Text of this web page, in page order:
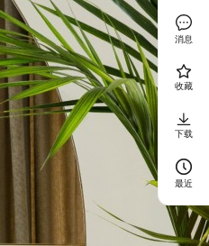
消息
收藏
下载
最近